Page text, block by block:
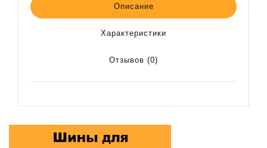
Описание
Характеристики
Отзывов (0)